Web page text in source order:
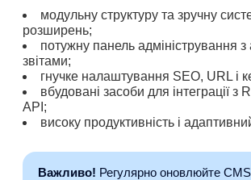
модульну структуру та зручну
розширень;
потужну панель адміністрування з
звітами;
гнучке налаштування SEO, URL і
вбудовані засоби для інтеграції з
API;
високу продуктивність і
Важливо! Регулярно оновлюйте CMS